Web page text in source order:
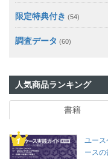
限定特典付き (54)
調査データ (60)
人気商品ランキング
書籍
ユー
ース